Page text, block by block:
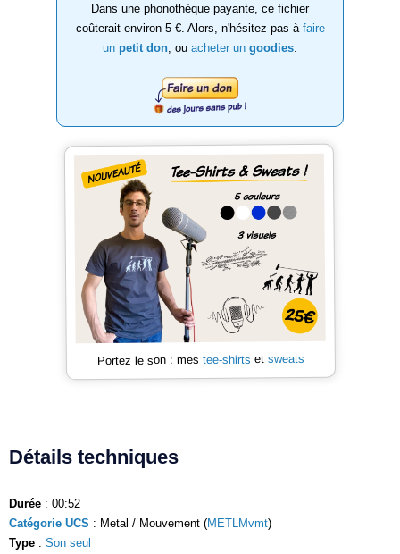
Dans une phonothèque payante, ce fichier
coûterait environ 5 €. Alors, n'hésitez pas à faire
un petit don , ou acheter un goodies
Portez le son : mes tee-shirts et sweats
Détails techniques
Durée : 00:52
Catégorie UCS : Metal / Mouvement (METLMvmt)
Type : Son seul